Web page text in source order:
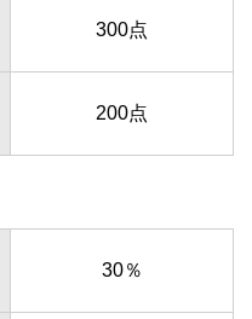
300点
200点
30％